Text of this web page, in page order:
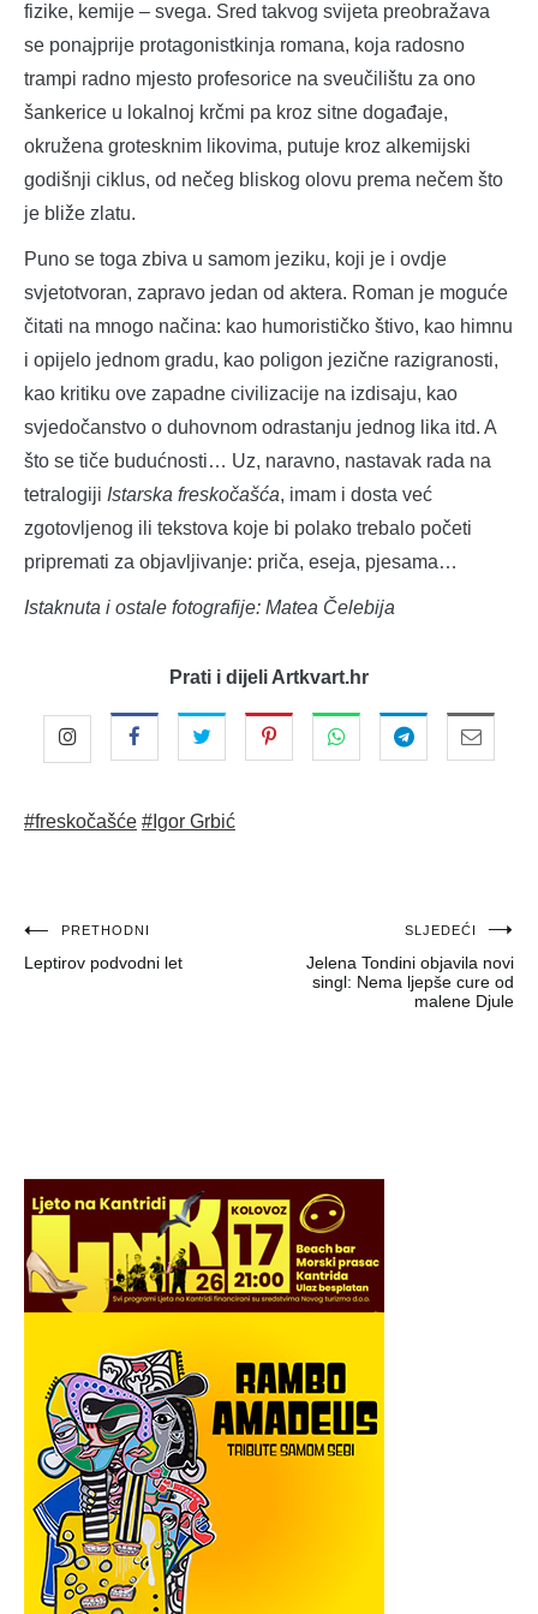
fizike, kemije ‒ svega. Sred takvog svijeta preobražava
se ponajprije protagonistkinja romana, koja radosno
trampi radno mjesto profesorice na sveučilištu za ono
šankerice u lokalnoj krčmi pa kroz sitne događaje,
okružena grotesknim likovima, putuje kroz alkemijski
godišnji ciklus, od nečeg bliskog olovu prema nečem što
je bliže zlatu.
Puno se toga zbiva u samom jeziku, koji je i ovdje
svjetotvoran, zapravo jedan od aktera. Roman je moguće
čitati na mnogo načina: kao humorističko štivo, kao himnu
i opijelo jednom gradu, kao poligon jezične razigranosti,
kao kritiku ove zapadne civilizacije na izdisaju, kao
svjedočanstvo o duhovnom odrastanju jednog lika itd. A
što se tiče budućnosti… Uz, naravno, nastavak rada na
tetralogiji Istarska freskočašća, imam i dosta već
zgotovljenog ili tekstova koje bi polako trebalo početi
pripremati za objavljivanje: priča, eseja, pjesama…
Istaknuta i ostale fotografije: Matea Čelebija
Prati i dijeli Artkvart.hr
#freskočašće #Igor Grbić
Navigacija
objava
PRETHODNI
Leptirov podvodni let
SLJEDEĆI
Jelena Tondini objavila novi
singl: Nema ljepše cure od
malene Djule